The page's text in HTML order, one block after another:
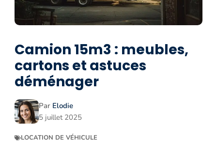
Camion 15m3 : meubles,
cartons et astuces
déménager
Par Elodie
5 juillet 2025
LOCATION DE VÉHICULE